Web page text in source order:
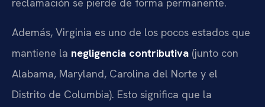
reclamación se pierde de forma permanente.
Además, Virginia es uno de los pocos estados que
mantiene la negligencia contributiva (junto con
Alabama, Maryland, Carolina del Norte y el
Distrito de Columbia). Esto significa que la